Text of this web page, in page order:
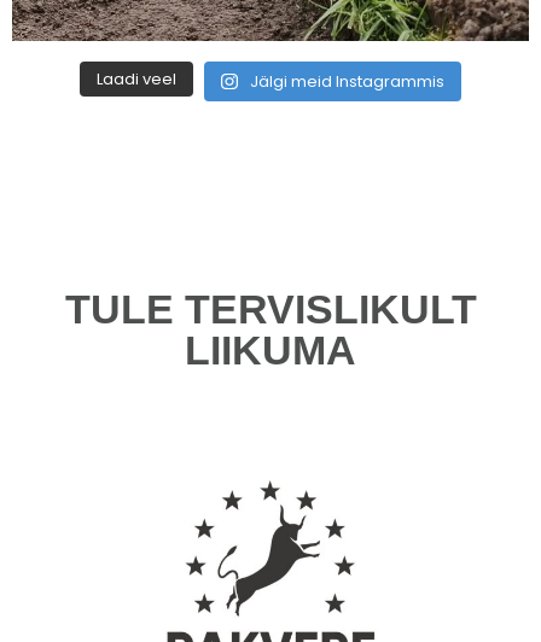
Laadi veel Jälgi meid Instagrammis
TULE TERVISLIKULT
LIIKUMA